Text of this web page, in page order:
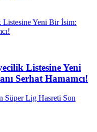
Listesine Yeni
Serhat Hamamcı!